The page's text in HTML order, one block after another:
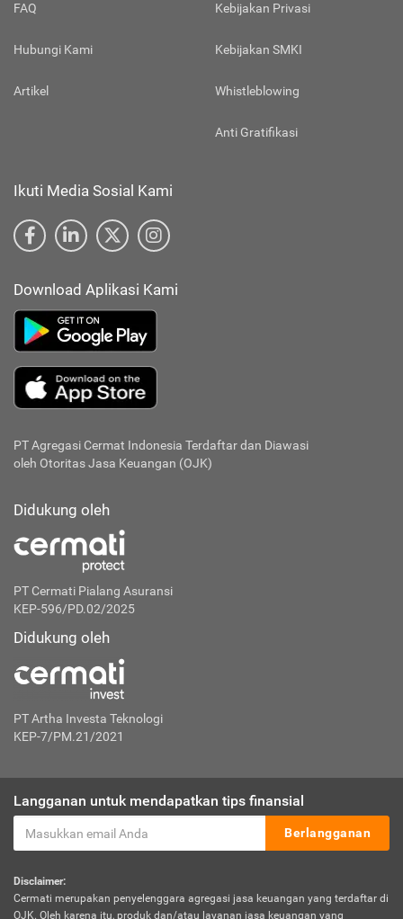
FAQ
Hubungi Kami
Artikel
Kebijakan Privasi
Kebijakan SMKI
Whistleblowing
Anti Gratifikasi
Ikuti Media Sosial Kami
Download Aplikasi Kami
PT Agregasi Cermat Indonesia Terdaftar dan Diawasi
oleh Otoritas Jasa Keuangan (OJK)
Didukung oleh
PT Cermati Pialang Asuransi
KEP-596/PD.02/2025
Didukung oleh
PT Artha Investa Teknologi
KEP-7/PM.21/2021
Langganan untuk mendapatkan tips finansial
Berlangganan
Disclaimer:
Cermati merupakan penyelenggara agregasi jasa keuangan yang terdaftar di
OJK. Oleh karena itu, produk dan/atau layanan jasa keuangan yang